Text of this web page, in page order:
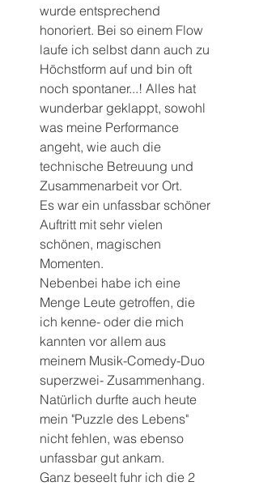
wurde entsprechend
honoriert. Bei so einem Flow
laufe ich selbst dann auch zu
Höchstform auf und bin oft
noch spontaner...! Alles hat
wunderbar geklappt, sowohl
was meine Performance
angeht, wie auch die
technische Betreuung und
Zusammenarbeit vor Ort.
Es war ein unfassbar schöner
Auftritt mit sehr vielen
schönen, magischen
Momenten.
Nebenbei habe ich eine
Menge Leute getroffen, die
ich kenne- oder die mich
kannten vor allem aus
meinem Musik-Comedy-Duo
superzwei- Zusammenhang.
Natürlich durfte auch heute
mein "Puzzle des Lebens"
nicht fehlen, was ebenso
unfassbar gut ankam.
Ganz beseelt fuhr ich die 2